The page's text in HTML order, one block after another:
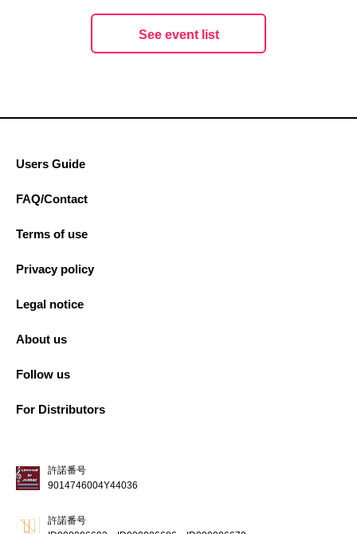
See event list
Users Guide
FAQ/Contact
Terms of use
Privacy policy
Legal notice
About us
Follow us
For Distributors
許諾番号
9014746004Y44036
許諾番号